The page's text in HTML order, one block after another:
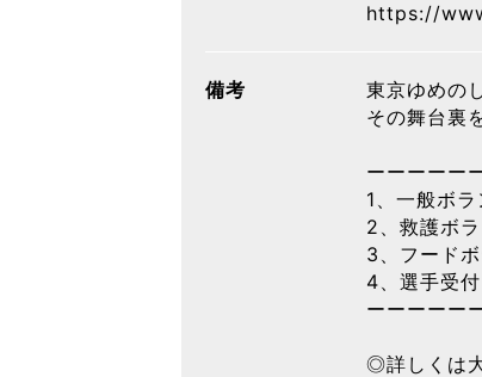
https://
備考
東京ゆめの
その舞台裏
ーーーーー
1、一般ボ
2、救護ボ
3、フード
4、選手受
ーーーーー
◎詳しくは